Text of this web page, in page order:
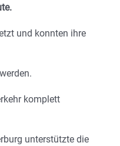
und konnten ihre
komplett
unterstützte die